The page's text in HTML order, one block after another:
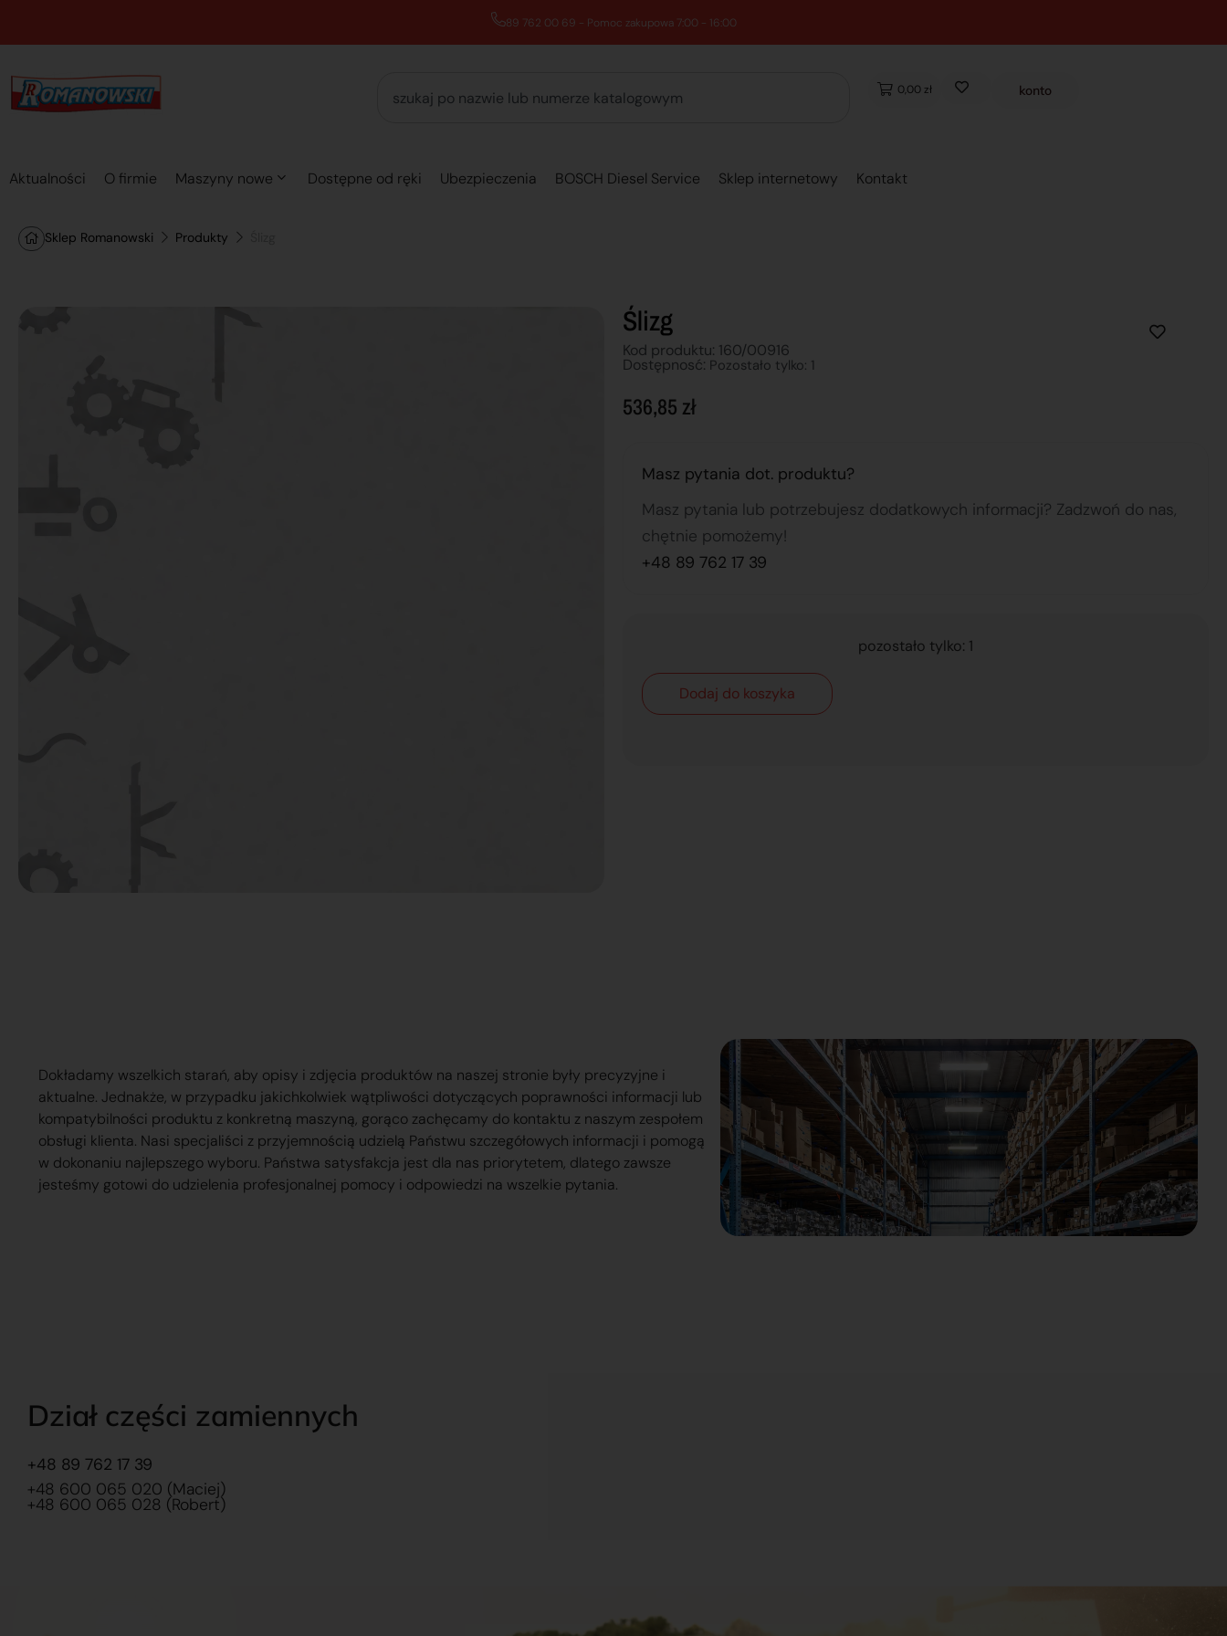
89 762 00 69 - Pomoc zakupowa 7:00 - 16:00
0,00 zł konto
Aktualności O firmie Maszyny nowe Dostępne od ręki Ubezpieczenia BOSCH Diesel Service Sklep internetowy Kontakt
Sklep Romanowski Produkty
Ślizg
Kod produktu: 160/00916
Dostępnosć: Pozostało tylko: 1
536,85 zł
Masz pytania dot. produktu?
Masz pytania lub potrzebujesz dodatkowych informacji? Zadzwoń do nas,
chętnie pomożemy!
+48 89 762 17 39
pozostało tylko: 1
Dodaj do koszyka
Dokładamy wszelkich starań, aby opisy i zdjęcia produktów na naszej stronie były precyzyjne i
aktualne. Jednakże, w przypadku jakichkolwiek wątpliwości dotyczących poprawności informacji lub
kompatybilności produktu z konkretną maszyną, gorąco zachęcamy do kontaktu z naszym zespołem
obsługi klienta. Nasi specjaliści z przyjemnością udzielą Państwu szczegółowych informacji i pomogą
w dokonaniu najlepszego wyboru. Państwa satysfakcja jest dla nas priorytetem, dlatego zawsze
jesteśmy gotowi do udzielenia profesjonalnej pomocy i odpowiedzi na wszelkie pytania.
Dział części zamiennych
+48 89 762 17 39
+48 600 065 020 (Maciej)
+48 600 065 028 (Robert)